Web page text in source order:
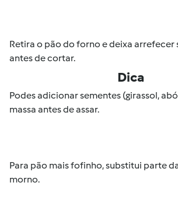
Retira o pão do forno e deixa arrefecer
antes de cortar.
Dica
Podes adicionar sementes (girassol,
massa antes de assar.
Para pão mais fofinho, substitui parte
morno.